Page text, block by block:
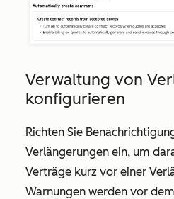
Verwaltung von
konfigurieren
Richten Sie
Verlängerungen ein, um
Verträge kurz vor einer
Warnungen werden vor